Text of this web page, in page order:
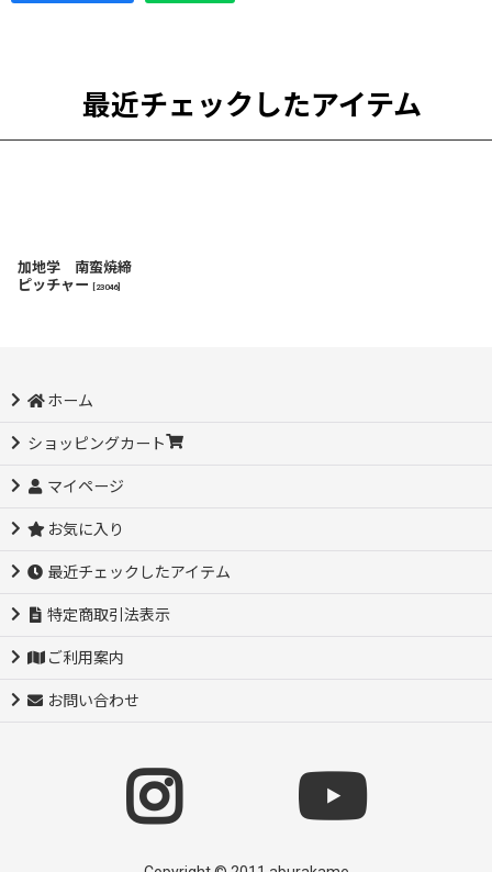
最近チェックしたアイテム
加地学 南蛮焼締
ピッチャー
23046]
ホーム
ショッピングカート
マイページ
お気に入り
最近チェックしたアイテム
特定商取引法表示
ご利用案内
お問い合わせ